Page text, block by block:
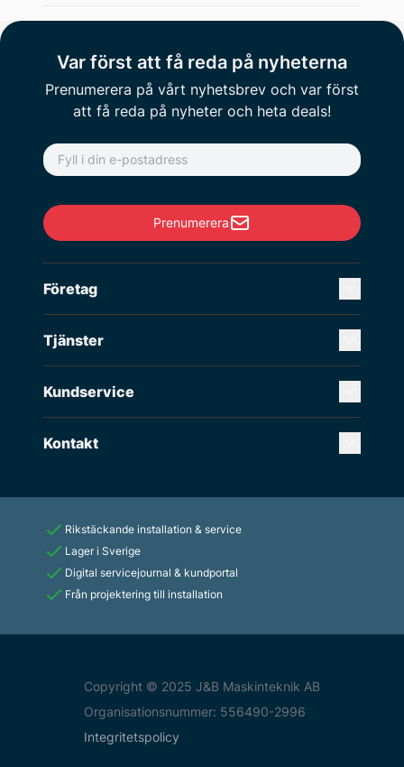
Var först att få reda på nyheterna
Prenumerera på vårt nyhetsbrev och var först
att få reda på nyheter och heta deals!
E-postadress
Prenumerera
Företag
Tjänster
Kundservice
Kontakt
Rikstäckande installation & service
Lager i Sverige
Digital servicejournal & kundportal
Från projektering till installation
Copyright © 2025 J&B Maskinteknik AB
Organisationsnummer: 556490-2996
Integritetspolicy